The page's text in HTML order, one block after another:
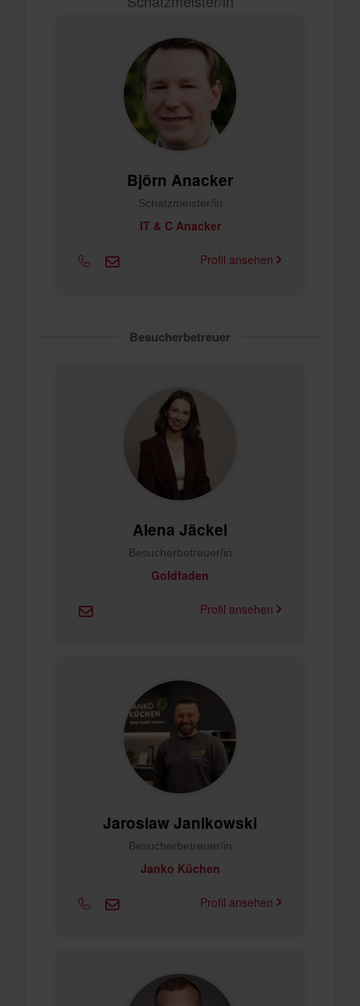
Björn Anacker
Schatzmeister/in
IT & C Anacker
Profil ansehen
Besucherbetreuer
Alena Jäckel
Besucherbetreuer/in
Goldfaden
Profil ansehen
Jaroslaw Janikowski
Besucherbetreuer/in
Janko Küchen
Profil ansehen